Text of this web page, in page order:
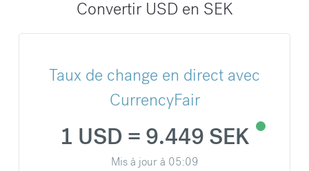
Convertir USD en SEK
Taux de change en direct avec
CurrencyFair
1 USD = 9.449 SEK
Mis à jour à 05:09